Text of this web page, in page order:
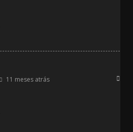
11 meses atrás